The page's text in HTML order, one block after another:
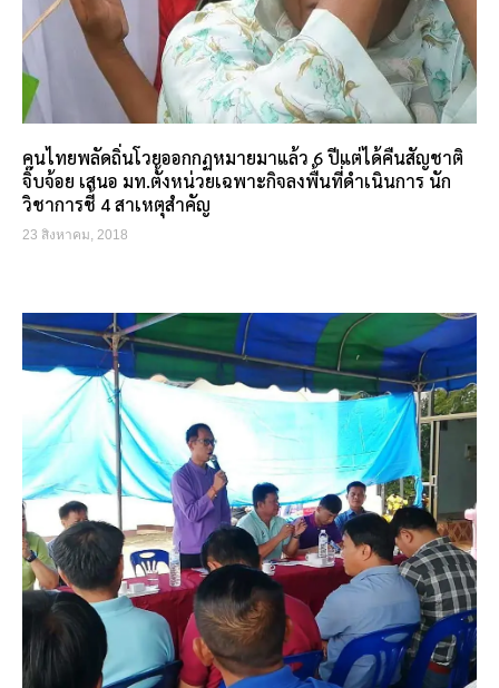
คนไทยพลัดถิ่นโวยออกกฏหมายมาแล้ว 6 ปีแต่ได้คืนสัญชาติ
จิ๊บจ้อย เสนอ มท.ตั้งหน่วยเฉพาะกิจลงพื้นที่ดำเนินการ นัก
วิชาการชี้ 4 สาเหตุสำคัญ
23 สิงหาคม, 2018